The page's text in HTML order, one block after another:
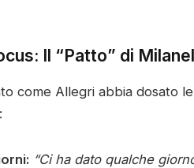
Il “Patto” di
come Allegri abbia dosato
“Ci ha dato qualche